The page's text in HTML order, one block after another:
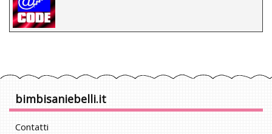
bimbisaniebelli.it
Contatti